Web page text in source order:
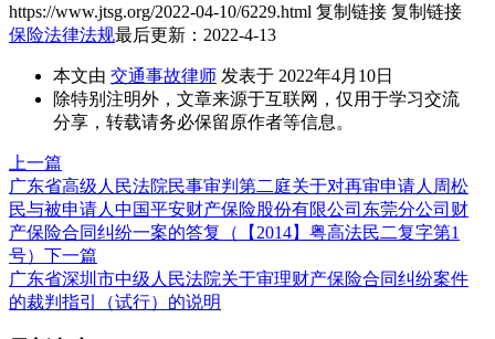
https://www.jtsg.org/2022-04-10/6229.html 复制链接 复制链接
保险法律法规最后更新：2022-4-13
本文由 交通事故律师 发表于 2022年4月10日
除特别注明外，文章来源于互联网，仅用于学习交流
分享，转载请务必保留原作者等信息。
上一篇
广东省高级人民法院民事审判第二庭关于对再审申请人周松
民与被申请人中国平安财产保险股份有限公司东莞分公司财
产保险合同纠纷一案的答复（【2014】粤高法民二复字第1
号） 下一篇
广东省深圳市中级人民法院关于审理财产保险合同纠纷案件
的裁判指引（试行）的说明